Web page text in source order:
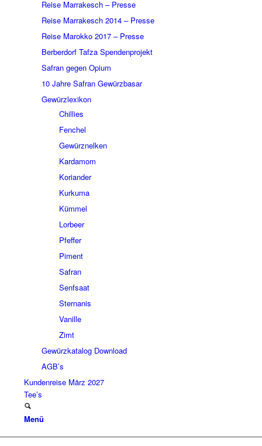
Reise Marrakesch – Presse
Reise Marrakesch 2014 – Presse
Reise Marokko 2017 – Presse
Berberdorf Tafza Spendenprojekt
Safran gegen Opium
10 Jahre Safran Gewürzbasar
Gewürzlexikon
Chillies
Fenchel
Gewürznelken
Kardamom
Koriander
Kurkuma
Kümmel
Lorbeer
Pfeffer
Piment
Safran
Senfsaat
Sternanis
Vanille
Zimt
Gewürzkatalog Download
AGB’s
Kundenreise März 2027
Tee’s
Menü